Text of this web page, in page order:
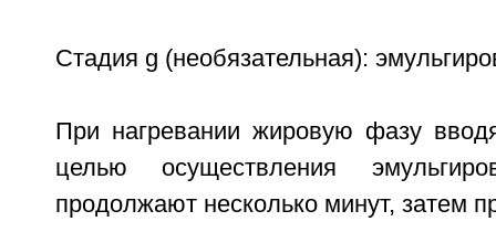
Стадия g (необязательная):
При нагревании жировую фазу
целью осуществления
продолжают несколько минут, затем